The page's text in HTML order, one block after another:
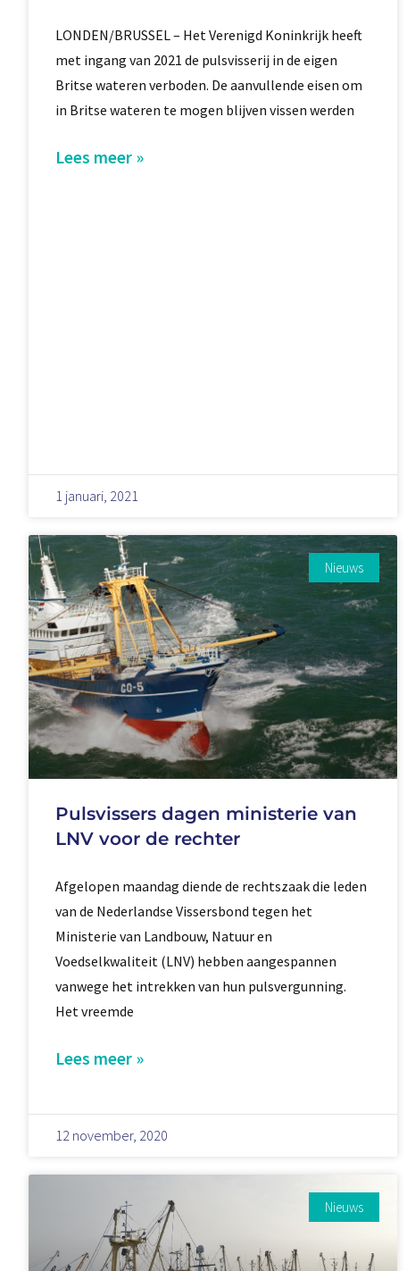
LONDEN/BRUSSEL – Het Verenigd Koninkrijk heeft
met ingang van 2021 de pulsvisserij in de eigen
Britse wateren verboden. De aanvullende eisen om
in Britse wateren te mogen blijven vissen werden
Lees meer »
1 januari, 2021
Nieuws
Pulsvissers dagen ministerie van
LNV voor de rechter
Afgelopen maandag diende de rechtszaak die leden
van de Nederlandse Vissersbond tegen het
Ministerie van Landbouw, Natuur en
Voedselkwaliteit (LNV) hebben aangespannen
vanwege het intrekken van hun pulsvergunning.
Het vreemde
Lees meer »
12 november, 2020
Nieuws